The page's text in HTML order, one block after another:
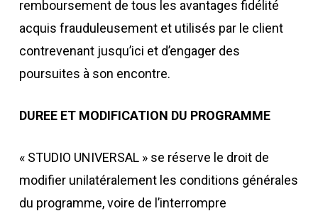
remboursement de tous les avantages fidélité
acquis frauduleusement et utilisés par le client
contrevenant jusqu’ici et d’engager des
poursuites à son encontre.
DUREE ET MODIFICATION DU PROGRAMME
« STUDIO UNIVERSAL » se réserve le droit de
modifier unilatéralement les conditions générales
du programme, voire de l’interrompre